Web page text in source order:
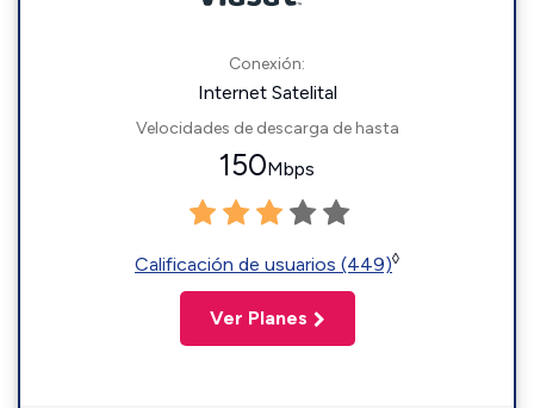
Conexión:
Internet Satelital
Velocidades de descarga de hasta
150Mbps
Calificación de usuarios (449)◊
Ver Planes